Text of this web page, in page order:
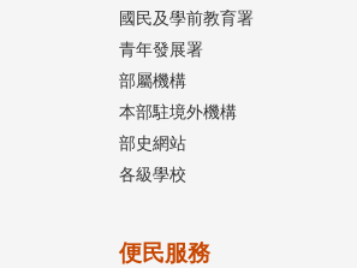
國民及學前教育署
青年發展署
部屬機構
本部駐境外機構
部史網站
各級學校
便民服務